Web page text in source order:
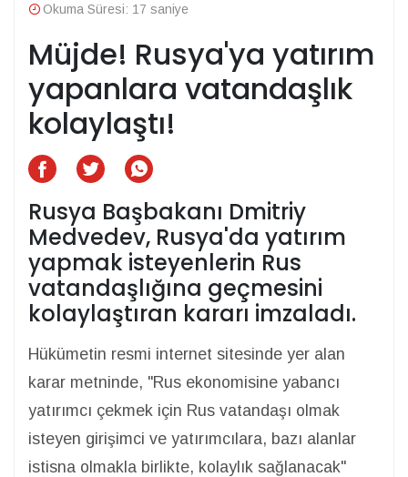
Okuma Süresi: 17 saniye
Müjde! Rusya'ya yatırım
yapanlara vatandaşlık
kolaylaştı!
Rusya Başbakanı Dmitriy
Medvedev, Rusya'da yatırım
yapmak isteyenlerin Rus
vatandaşlığına geçmesini
kolaylaştıran kararı imzaladı.
Hükümetin resmi internet sitesinde yer alan
karar metninde, "Rus ekonomisine yabancı
yatırımcı çekmek için Rus vatandaşı olmak
isteyen girişimci ve yatırımcılara, bazı alanlar
istisna olmakla birlikte, kolaylık sağlanacak"